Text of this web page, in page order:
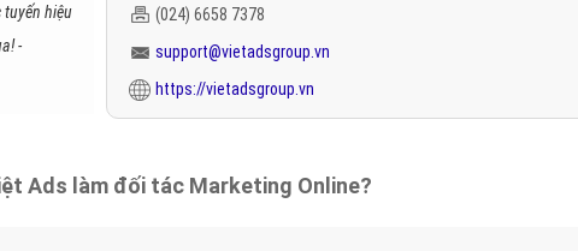
hiệu
-
(024) 6658 7378
support@vietadsgroup.vn
https://vietadsgroup.vn
Ads làm đối tác Marketing Online?